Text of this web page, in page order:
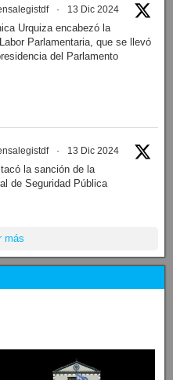
· 13 Dic 2024
Urquiza encabezó la
Parlamentaria, que se llevó
del Parlamento
· 13 Dic 2024
la sanción de la
de Seguridad Pública
más